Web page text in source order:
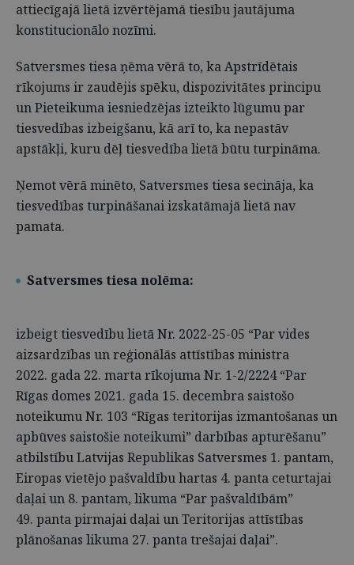
attiecīgajā lietā izvērtējamā tiesību jautājuma
konstitucionālo nozīmi.
Satversmes tiesa ņēma vērā to, ka Apstrīdētais
rīkojums ir zaudējis spēku, dispozivitātes principu
un Pieteikuma iesniedzējas izteikto lūgumu par
tiesvedības izbeigšanu, kā arī to, ka nepastāv
apstākļi, kuru dēļ tiesvedība lietā būtu turpināma.
Ņemot vērā minēto, Satversmes tiesa secināja, ka
tiesvedības turpināšanai izskatāmajā lietā nav
pamata.
Satversmes tiesa nolēma:
izbeigt tiesvedību lietā Nr. 2022-25-05 “Par vides
aizsardzības un reģionālās attīstības ministra
2022. gada 22. marta rīkojuma Nr. 1-2/2224 “Par
Rīgas domes 2021. gada 15. decembra saistošo
noteikumu Nr. 103 “Rīgas teritorijas izmantošanas un
apbūves saistošie noteikumi” darbības apturēšanu”
atbilstību Latvijas Republikas Satversmes 1. pantam,
Eiropas vietējo pašvaldību hartas 4. panta ceturtajai
daļai un 8. pantam, likuma “Par pašvaldībām”
49. panta pirmajai daļai un Teritorijas attīstības
plānošanas likuma 27. panta trešajai daļai”.